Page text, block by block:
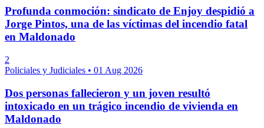
Profunda conmoción: sindicato de Enjoy despidió a
Jorge Pintos, una de las víctimas del incendio fatal
en Maldonado
2
Policiales y Judiciales • 01 Aug 2026
Dos personas fallecieron y un joven resultó
intoxicado en un trágico incendio de vivienda en
Maldonado